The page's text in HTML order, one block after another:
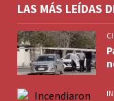
LAS MÁS LEÍDAS